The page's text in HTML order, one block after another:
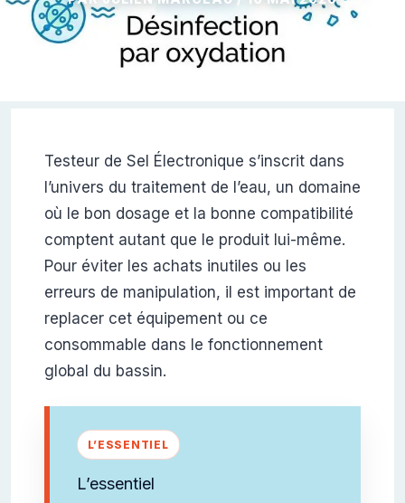
Testeur de Sel Électronique s’inscrit dans
l’univers du traitement de l’eau, un domaine
où le bon dosage et la bonne compatibilité
comptent autant que le produit lui-même.
Pour éviter les achats inutiles ou les
erreurs de manipulation, il est important de
replacer cet équipement ou ce
consommable dans le fonctionnement
global du bassin.
L’essentiel